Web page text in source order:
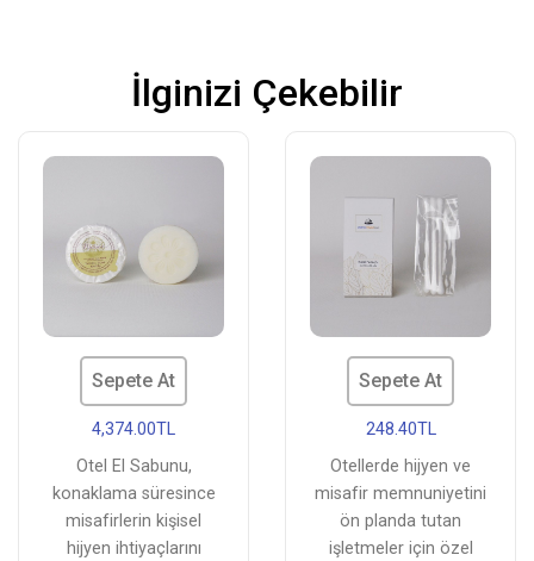
İlginizi Çekebilir
Sepete At
4,374.00TL
Otel El Sabunu,
konaklama süresince
misafirlerin kişisel
hijyen ihtiyaçlarını
Sepete At
248.40TL
Otellerde hijyen ve
misafir memnuniyetini
ön planda tutan
işletmeler için özel